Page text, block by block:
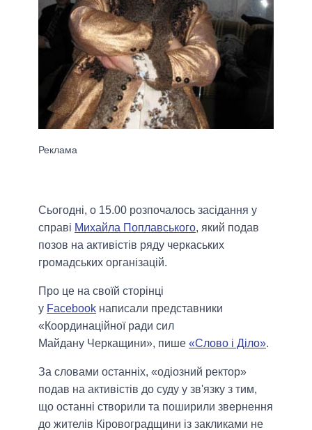
Сьогодні, о 15.00 розпочалось засідання у
справі Михайла Поплавського, який подав
позов на активістів ряду черкаських
громадських організацій.
Про це на своїй сторінці
у Facebook написали представники
«Координаційної ради сил
Майдану Черкащини», пише «Слово і Діло».
За словами останніх, «одіозний ректор»
подав на активістів до суду у зв'язку з тим,
що останні створили та поширили звернення
до жителів Кіровоградщини із закликами не